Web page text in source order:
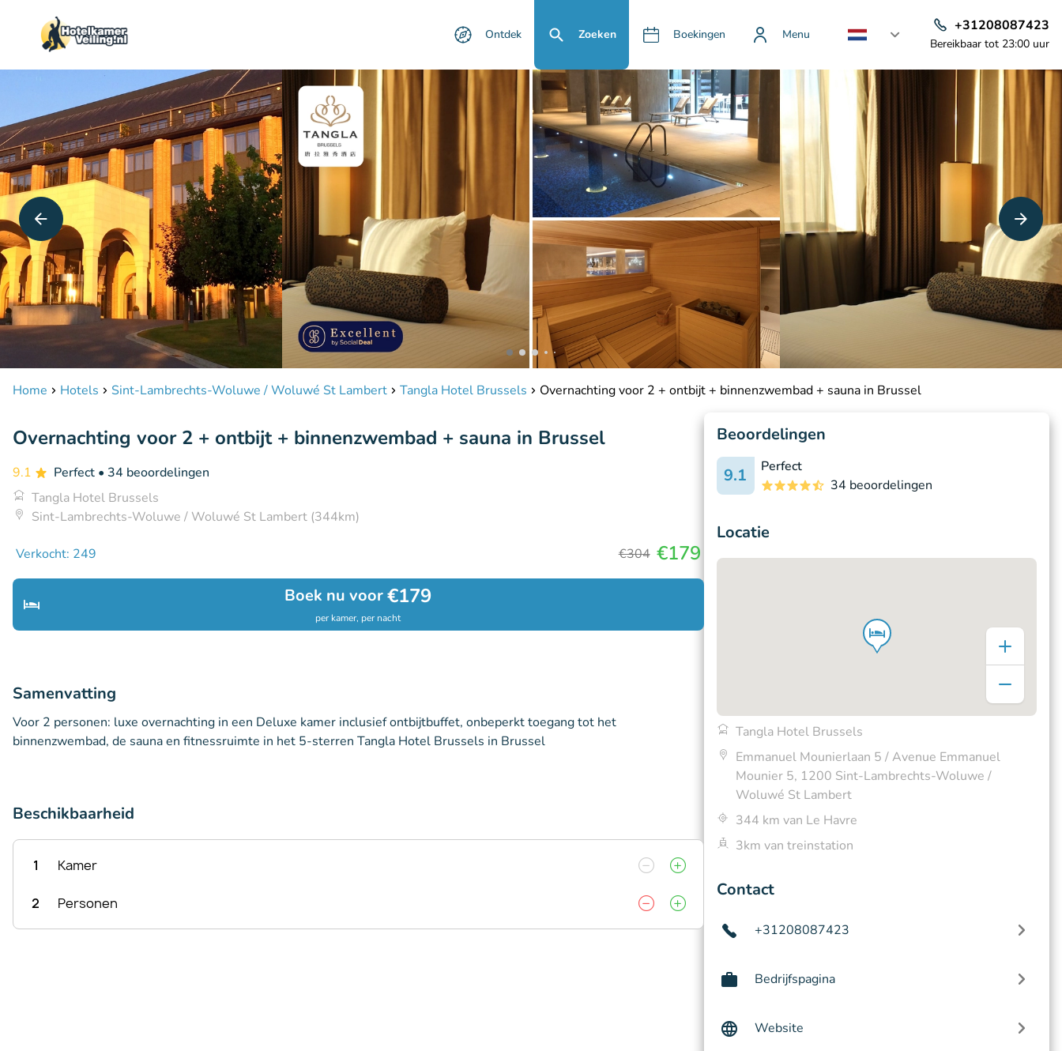
Ontdek Zoeken Boekingen Menu
+31208087423
Bereikbaar tot 23:00 uur
Home Hotels Sint-Lambrechts-Woluwe / Woluwé St Lambert Tangla Hotel Brussels Overnachting voor 2 + ontbijt + binnenzwembad + sauna in Brussel
Overnachting voor 2 + ontbijt + binnenzwembad + sauna in Brussel
9.1 Perfect • 34 beoordelingen
Tangla Hotel Brussels
Sint-Lambrechts-Woluwe / Woluwé St Lambert (344km)
Verkocht: 249 €304 €179
Boek nu voor€179
per kamer, per nacht
Samenvatting
Voor 2 personen: luxe overnachting in een Deluxe kamer inclusief ontbijtbuffet, onbeperkt toegang tot het
binnenzwembad, de sauna en fitnessruimte in het 5-sterren Tangla Hotel Brussels in Brussel
Beschikbaarheid
1 Kamer
2 Personen
Beoordelingen
9.1
Perfect
34 beoordelingen
Locatie
Tangla Hotel Brussels
Emmanuel Mounierlaan 5 / Avenue Emmanuel
Mounier 5, 1200 Sint-Lambrechts-Woluwe /
Woluwé St Lambert
344 km van Le Havre
3km van treinstation
Contact
+31208087423
Bedrijfspagina
Website